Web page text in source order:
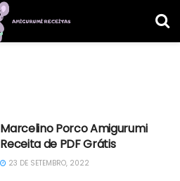
Marcelino Porco Amigurumi
Receita de PDF Grátis
23 DE SETEMBRO, 2022